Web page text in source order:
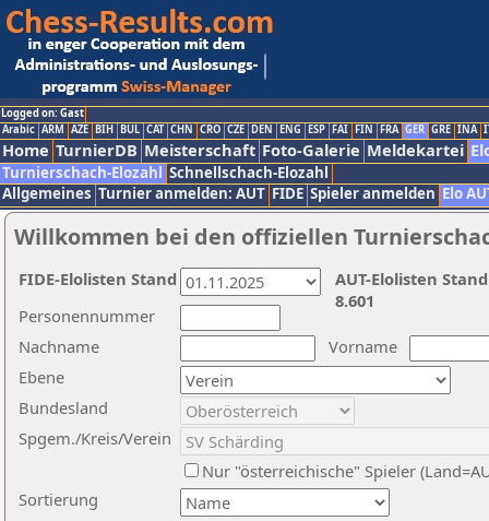
Logged on: Gast
Arabic ARM AZE BIH BUL CAT CHN CRO CZE DEN ENG ESP FAI FIN FRA GER GRE INA
Home TurnierDB Meisterschaft Foto-Galerie Meldekartei
Turnierschach-Elozahl Schnellschach-Elozahl
Allgemeines Turnier anmelden: AUT FIDE Spieler anmelden Elo
Willkommen bei den offiziellen
Nachname
Vorname
Ebene
Sortierung
Personennummer
Bundesland
Spgem./Kreis/Verein
Nur "österreichische" Spieler
AUT-Elolisten
8.601
FIDE-Elolisten Stand